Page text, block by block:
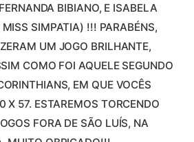
BIBIANO, E ISABELA
SIMPATIA) !!! PARABÉNS,
UM JOGO BRILHANTE,
COMO FOI AQUELE SEGUNDO
EM QUE VOCÊS
X 57. ESTAREMOS TORCENDO
FORA DE SÃO LUÍS, NA